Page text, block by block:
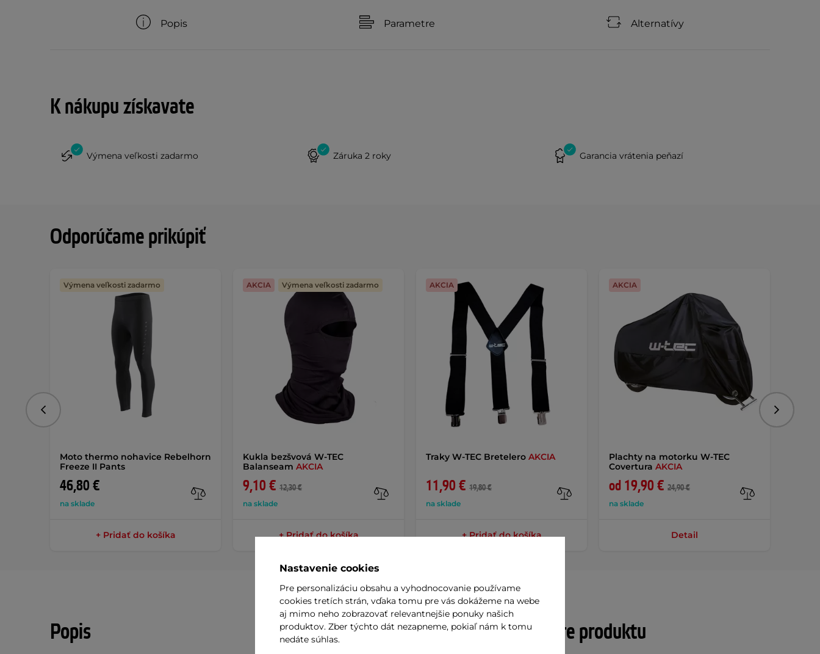
Popis Parametre Alternatívy
K nákupu získavate
Výmena veľkosti zadarmo Záruka 2 roky Garancia vrátenia peňazí
Odporúčame prikúpiť
Moto thermo nohavice Rebelhorn
Freeze II Pants
46,80 €
na sklade
Výmena veľkosti zadarmo
+ Pridať do košíka
Kukla bezšvová W-TEC
Balanseam AKCIA
9,10 € 12,30 €
na sklade
AKCIA Výmena veľkosti zadarmo
+ Pridať do košíka
Traky W-TEC Bretelero AKCIA
11,90 € 19,80 €
na sklade
AKCIA
+ Pridať do košíka
Plachty na motorku W-TEC
Covertura AKCIA
od 19,90 € 24,90 €
na sklade
AKCIA
Detail
Predchádzajúce
Popis Parametre produktu
Nastavenie cookies
Pre personalizáciu obsahu a vyhodnocovanie používame
cookies tretích strán, vďaka tomu pre vás dokážeme na webe
aj mimo neho zobrazovať relevantnejšie ponuky našich
produktov. Zber týchto dát nezapneme, pokiaľ nám k tomu
nedáte súhlas.